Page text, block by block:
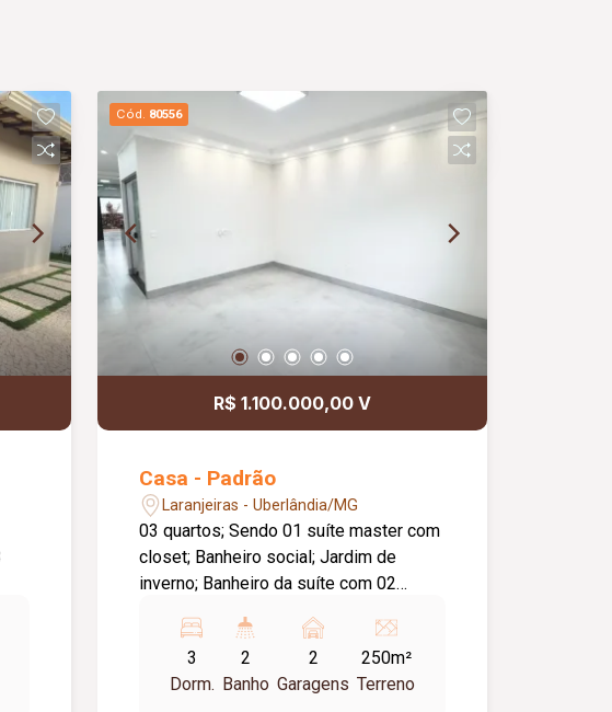
Cód. 80556
R$ 1.100.000,00 V
Casa - Padrão
Laranjeiras - Uberlândia/MG
03 quartos; Sendo 01 suíte master com
closet; Banheiro social; Jardim de
inverno; Banheiro da suíte com 02
carvão; Garagem coberta para 02
veículos; Iluminação em LED; Fino
acabamento.
3
Dorm.
2
Banho
2
Garagens
250m²
Terreno